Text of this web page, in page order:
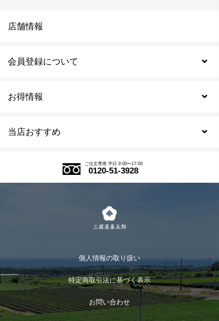
当店おすすめ
式部の香りシリーズ
お茶のギフト
おすすめのお茶
お茶に合うスイーツ
お得情報
会員登録について
会員規約について
ログイン
ログアウト
店舗情報
ご注文専用 平日 9:00〜17:00
0120-51-3928
個人情報の取り扱い
特定商取引法に基づく表示
お問い合わせ